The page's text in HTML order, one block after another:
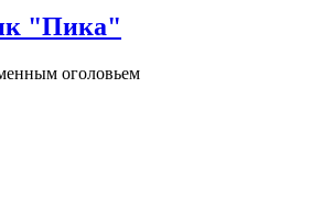
"Пика"
оголовьем